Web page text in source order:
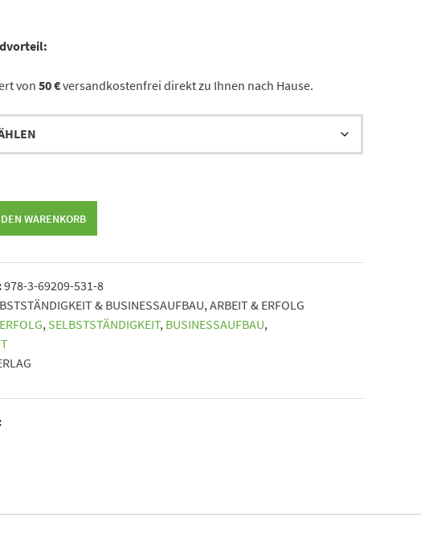
von50 €versandkostenfrei direkt zu Ihnen nach Hause.
WARENKORB
978-3-69209-531-8
& BUSINESSAUFBAU,ARBEIT & ERFOLG
ERFOLG, SELBSTSTÄNDIGKEIT, BUSINESSAUFBAU,